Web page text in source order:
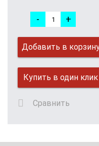
- +
Добавить в
Купить в один клик
Сравнить